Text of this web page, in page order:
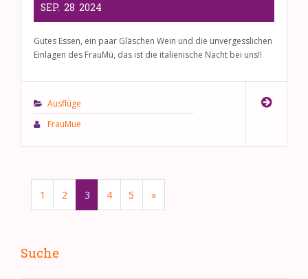
SEP. 28 2024
Gutes Essen, ein paar Gläschen Wein und die unvergesslichen
Einlagen des FrauMü, das ist die italienische Nacht bei uns!!
Ausflüge
FrauMue
1 2 3 4 5 »
Suche